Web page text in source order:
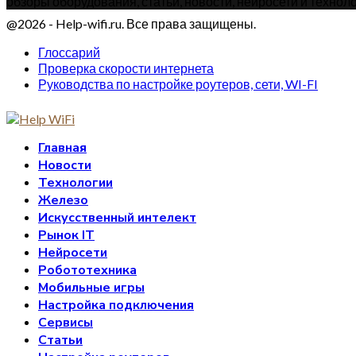
@2026 - Help-wifi.ru. Все права защищены.
Глоссарий
Проверка скорости интернета
Руководства по настройке роутеров, сети, WI-FI
Главная
Новости
Технологии
Железо
Искусственный интелект
Рынок IT
Нейросети
Робототехника
Мобильные игры
Настройка подключения
Сервисы
Статьи